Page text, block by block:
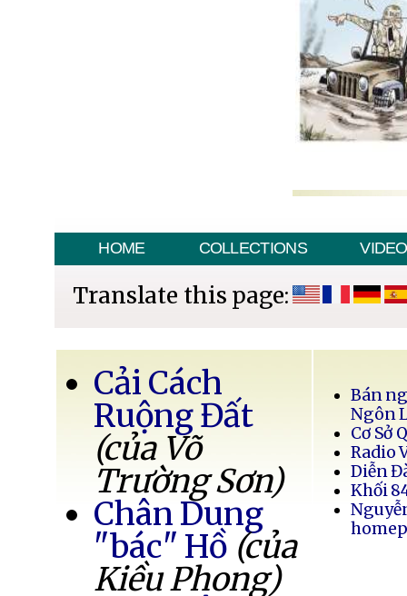
HOME COLLECTIONS VIDEO
Translate this page:
Cải Cách
Ruộng Đất
(của Võ
Trường Sơn)
Chân Dung
"bác" Hồ (của
Kiều Phong)
Bán
Ngôn
Cơ Sở
Radio
Diễn
Khối